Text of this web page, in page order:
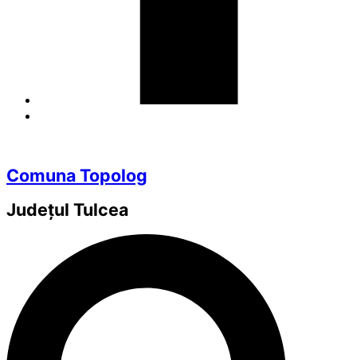
Comuna Topolog
Județul Tulcea